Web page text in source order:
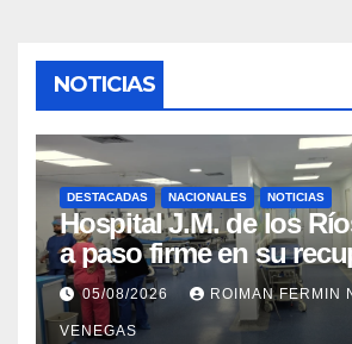
NOTICIAS
DESTACADAS NACIONALES NOTICIAS
Hospital J.M. de los
a paso firme en su
tras los recientes
sísmicos
05/08/2026 ROIMAN FERMIN
VENEGAS